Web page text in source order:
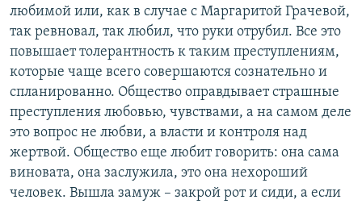
любимой или, как в случае с Маргаритой Грачевой,
так ревновал, так любил, что руки отрубил. Все это
повышает толерантность к таким преступлениям,
которые чаще всего совершаются сознательно и
спланированно. Общество оправдывает страшные
преступления любовью, чувствами, а на самом деле
это вопрос не любви, а власти и контроля над
жертвой. Общество еще любит говорить: она сама
виновата, она заслужила, это она нехороший
человек. Вышла замуж – закрой рот и сиди, а если